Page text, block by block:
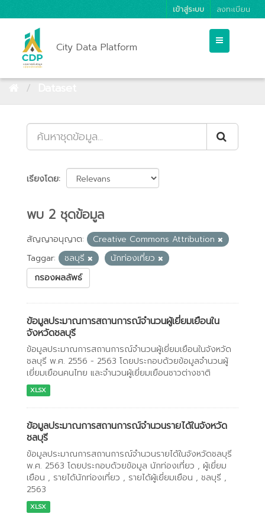
เข้าสู่ระบบ ลงทะเบียน
City Data Platform
เรียงโดย
พบ 2 ชุดข้อมูล
สัญญาอนุญาต:
Creative Commons Attribution
Taggar:
ชลบุรี
นักท่องเที่ยว
กรองผลลัพธ์
ข้อมูลประมาณการสถานการณ์จำนวนผู้เยี่ยมเยือนใน
จังหวัดชลบุรี
ข้อมูลประมาณการสถานการณ์จำนวนผู้เยี่ยมเยือนในจังหวัด
ชลบุรี พ.ศ. 2556 - 2563 โดยประกอบด้วยข้อมูลจำนวนผู้
เยี่ยมเยือนคนไทย และจำนวนผู้เยี่ยมเยือนชาวต่างชาติ
XLSX
ข้อมูลประมาณการสถานการณ์จำนวนรายได้ในจังหวัด
ชลบุรี
ข้อมูลประมาณการสถานการณ์จำนวนรายได้ในจังหวัดชลบุรี
พ.ศ. 2563 โดยประกอบด้วยข้อมูล นักท่องเที่ยว , ผู้เยี่ยม
เยือน , รายได้นักท่องเที่ยว , รายได้ผู้เยี่ยมเยือน , ชลบุรี ,
2563
XLSX